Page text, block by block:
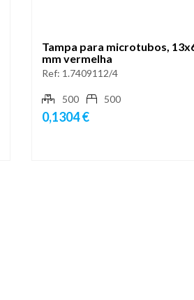
Tampa para microtubos,
mm vermelha
Ref: 1.7409112/4
500 500
0,1304 €